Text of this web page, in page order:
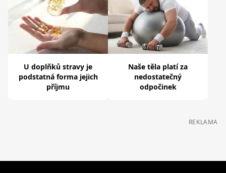
U doplňků stravy je
podstatná forma jejich
příjmu
Naše těla platí za
nedostatečný
odpočinek
REKLAMA